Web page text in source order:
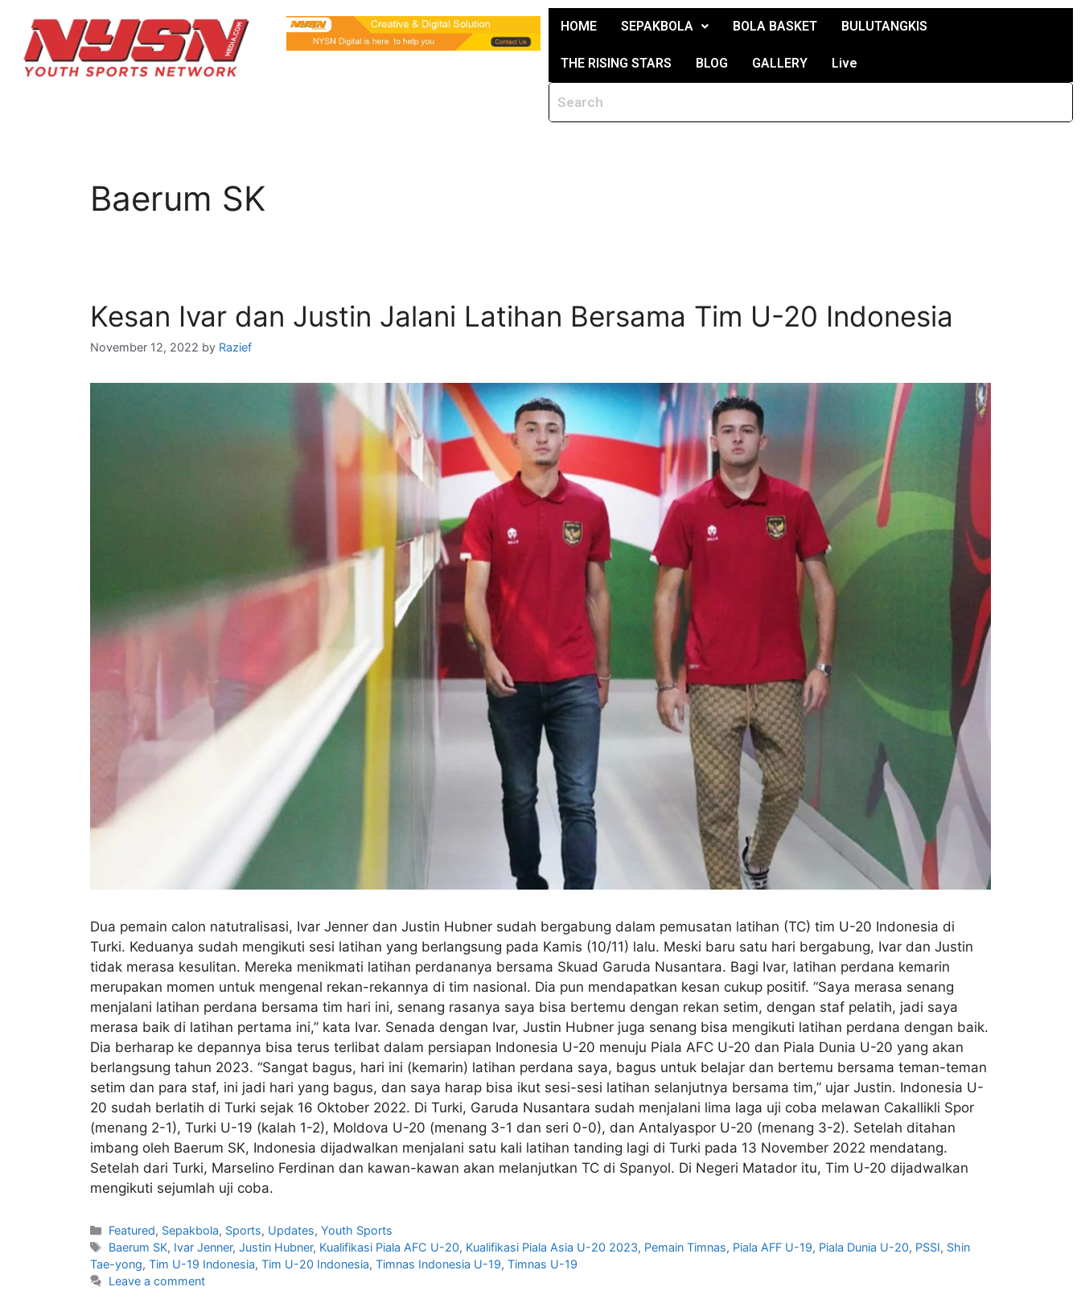
HOME SEPAKBOLA BOLA BASKET BULUTANGKIS
THE RISING STARS BLOG GALLERY Live
Baerum SK
Kesan Ivar dan Justin Jalani Latihan Bersama Tim U-20 Indonesia
November 12, 2022 by Razief
Dua pemain calon natutralisasi, Ivar Jenner dan Justin Hubner sudah bergabung dalam pemusatan latihan (TC) tim U-20 Indonesia di
Turki. Keduanya sudah mengikuti sesi latihan yang berlangsung pada Kamis (10/11) lalu. Meski baru satu hari bergabung, Ivar dan Justin
tidak merasa kesulitan. Mereka menikmati latihan perdananya bersama Skuad Garuda Nusantara. Bagi Ivar, latihan perdana kemarin
merupakan momen untuk mengenal rekan-rekannya di tim nasional. Dia pun mendapatkan kesan cukup positif. “Saya merasa senang
menjalani latihan perdana bersama tim hari ini, senang rasanya saya bisa bertemu dengan rekan setim, dengan staf pelatih, jadi saya
merasa baik di latihan pertama ini,” kata Ivar. Senada dengan Ivar, Justin Hubner juga senang bisa mengikuti latihan perdana dengan baik.
Dia berharap ke depannya bisa terus terlibat dalam persiapan Indonesia U-20 menuju Piala AFC U-20 dan Piala Dunia U-20 yang akan
berlangsung tahun 2023. “Sangat bagus, hari ini (kemarin) latihan perdana saya, bagus untuk belajar dan bertemu bersama teman-teman
setim dan para staf, ini jadi hari yang bagus, dan saya harap bisa ikut sesi-sesi latihan selanjutnya bersama tim,” ujar Justin. Indonesia U-
20 sudah berlatih di Turki sejak 16 Oktober 2022. Di Turki, Garuda Nusantara sudah menjalani lima laga uji coba melawan Cakallikli Spor
(menang 2-1), Turki U-19 (kalah 1-2), Moldova U-20 (menang 3-1 dan seri 0-0), dan Antalyaspor U-20 (menang 3-2). Setelah ditahan
imbang oleh Baerum SK, Indonesia dijadwalkan menjalani satu kali latihan tanding lagi di Turki pada 13 November 2022 mendatang.
Setelah dari Turki, Marselino Ferdinan dan kawan-kawan akan melanjutkan TC di Spanyol. Di Negeri Matador itu, Tim U-20 dijadwalkan
mengikuti sejumlah uji coba.
Featured, Sepakbola, Sports, Updates,Youth Sports
Baerum SK, Ivar Jenner,Justin Hubner, Kualifikasi Piala AFC U-20, Kualifikasi Piala Asia U-20 2023, Pemain Timnas, Piala AFF U-19, Piala Dunia U-20, PSSI, Shin
Tae-yong, Tim U-19 Indonesia, Tim U-20 Indonesia, Timnas Indonesia U-19, Timnas U-19
Leave a comment